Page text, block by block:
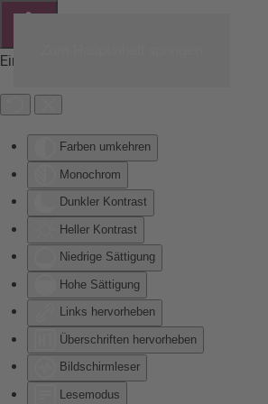
Eingabehilfen öffnen
Farben umkehren
Monochrom
Dunkler Kontrast
Heller Kontrast
Niedrige Sättigung
Hohe Sättigung
Links hervorheben
Überschriften hervorheben
Bildschirmleser
Lesemodus